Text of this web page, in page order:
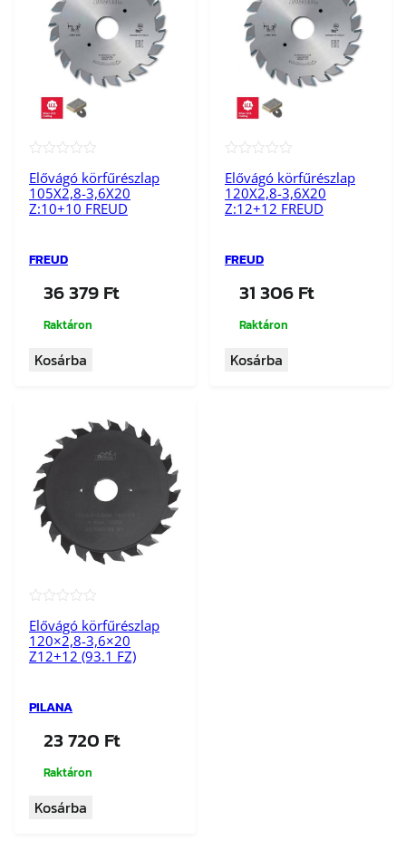
Elővágó körfűrészlap
105X2,8-3,6X20
Z:10+10 FREUD
FREUD
36 379Ft
Raktáron
Kosárba
Elővágó körfűrészlap
120X2,8-3,6X20
Z:12+12 FREUD
FREUD
31 306Ft
Raktáron
Kosárba
Elővágó körfűrészlap
120×2,8-3,6×20
Z12+12 (93.1 FZ)
PILANA
23 720 Ft
Raktáron
Kosárba